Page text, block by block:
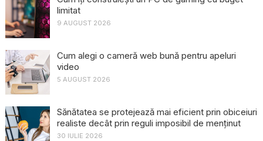
limitat
9 AUGUST 2026
Cum alegi o cameră web bună pentru apeluri
video
5 AUGUST 2026
Sănătatea se protejează mai eficient prin obiceiuri
realiste decât prin reguli imposibil de menținut
30 IULIE 2026